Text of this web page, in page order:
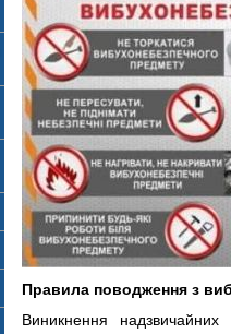
Правила поводження з
Виникнення